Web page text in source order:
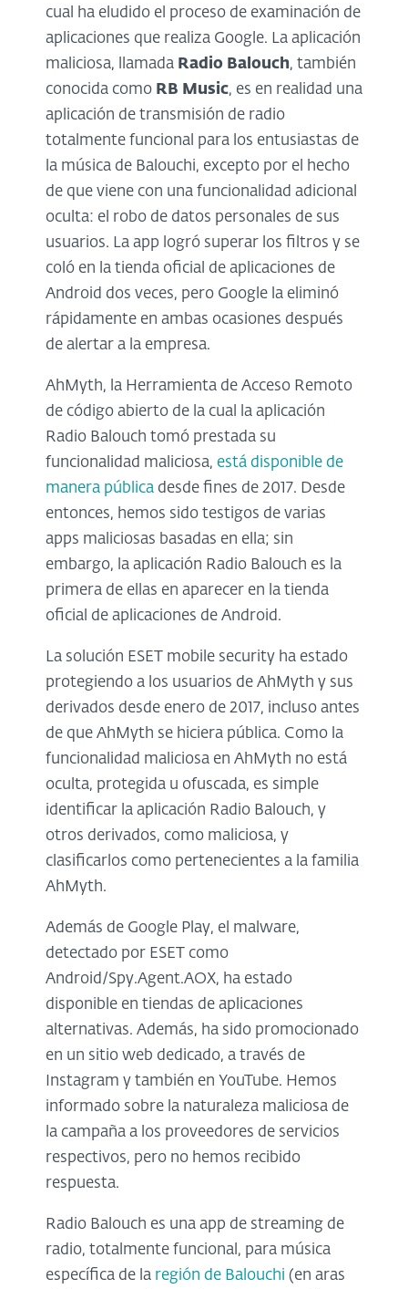
cual ha eludido el proceso de examinación de
aplicaciones que realiza Google. La aplicación
maliciosa, llamada Radio Balouch, también
conocida como RB Music, es en realidad una
aplicación de transmisión de radio
totalmente funcional para los entusiastas de
la música de Balouchi, excepto por el hecho
de que viene con una funcionalidad adicional
oculta: el robo de datos personales de sus
usuarios. La app logró superar los filtros y se
coló en la tienda oficial de aplicaciones de
Android dos veces, pero Google la eliminó
rápidamente en ambas ocasiones después
de alertar a la empresa.
AhMyth, la Herramienta de Acceso Remoto
de código abierto de la cual la aplicación
Radio Balouch tomó prestada su
funcionalidad maliciosa, está disponible de
manera pública desde fines de 2017. Desde
entonces, hemos sido testigos de varias
apps maliciosas basadas en ella; sin
embargo, la aplicación Radio Balouch es la
primera de ellas en aparecer en la tienda
oficial de aplicaciones de Android.
La solución ESET mobile security ha estado
protegiendo a los usuarios de AhMyth y sus
derivados desde enero de 2017, incluso antes
de que AhMyth se hiciera pública. Como la
funcionalidad maliciosa en AhMyth no está
oculta, protegida u ofuscada, es simple
identificar la aplicación Radio Balouch, y
otros derivados, como maliciosa, y
clasificarlos como pertenecientes a la familia
AhMyth.
Además de Google Play, el malware,
detectado por ESET como
Android/Spy.Agent.AOX, ha estado
disponible en tiendas de aplicaciones
alternativas. Además, ha sido promocionado
en un sitio web dedicado, a través de
Instagram y también en YouTube. Hemos
informado sobre la naturaleza maliciosa de
la campaña a los proveedores de servicios
respectivos, pero no hemos recibido
respuesta.
Radio Balouch es una app de streaming de
radio, totalmente funcional, para música
específica de la región de Balouchi (en aras